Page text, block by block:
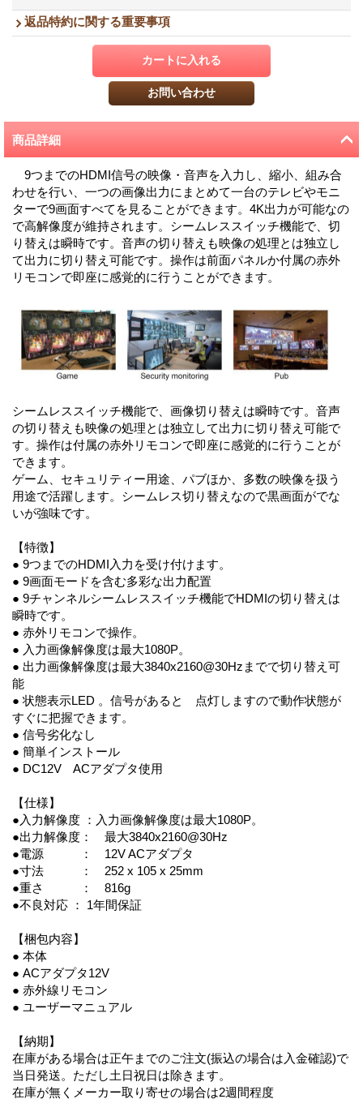
返品特約に関する重要事項
商品詳細
9つまでのHDMI信号の映像・音声を入力し、縮小、組み合
わせを行い、一つの画像出力にまとめて一台のテレビやモニ
ターで9画面すべてを見ることができます。4K出力が可能なの
で高解像度が維持されます。シームレススイッチ機能で、切
り替えは瞬時です。音声の切り替えも映像の処理とは独立し
て出力に切り替え可能です。操作は前面パネルか付属の赤外
リモコンで即座に感覚的に行うことができます。
シームレススイッチ機能で、画像切り替えは瞬時です。音声
の切り替えも映像の処理とは独立して出力に切り替え可能で
す。操作は付属の赤外リモコンで即座に感覚的に行うことが
できます。
ゲーム、セキュリティー用途、パブほか、多数の映像を扱う
用途で活躍します。シームレス切り替えなので黒画面がでな
いが強味です。
【特徴】
● 9つまでのHDMI入力を受け付けます。
● 9画面モードを含む多彩な出力配置
● 9チャンネルシームレススイッチ機能でHDMIの切り替えは
瞬時です。
● 赤外リモコンで操作。
● 入力画像解像度は最大1080P。
● 出力画像解像度は最大3840x2160@30Hzまでで切り替え可
能
● 状態表示LED 。信号があると 点灯しますので動作状態が
すぐに把握できます。
● 信号劣化なし
● 簡単インストール
● DC12V ACアダプタ使用
【仕様】
●入力解像度 ：入力画像解像度は最大1080P。
●出力解像度： 最大3840x2160@30Hz
●電源 ： 12V ACアダプタ
●寸法 ： 252 x 105 x 25mm
●重さ ： 816g
●不良対応 ： 1年間保証
【梱包内容】
● 本体
● ACアダプタ12V
● 赤外線リモコン
● ユーザーマニュアル
【納期】
在庫がある場合は正午までのご注文(振込の場合は入金確認)で
当日発送。ただし土日祝日は除きます。
在庫が無くメーカー取り寄せの場合は2週間程度